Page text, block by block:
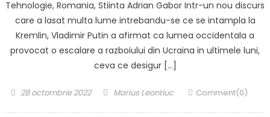
Tehnologie, Romania, Stiinta Adrian Gabor Intr-un nou discurs
care a lasat multa lume intrebandu-se ce se intampla la
Kremlin, Vladimir Putin a afirmat ca lumea occidentala a
provocat o escalare a razboiului din Ucraina in ultimele luni,
ceva ce desigur […]
Posted
28 octombrie 2022 Author
Marius Leontiuc Comment(0)